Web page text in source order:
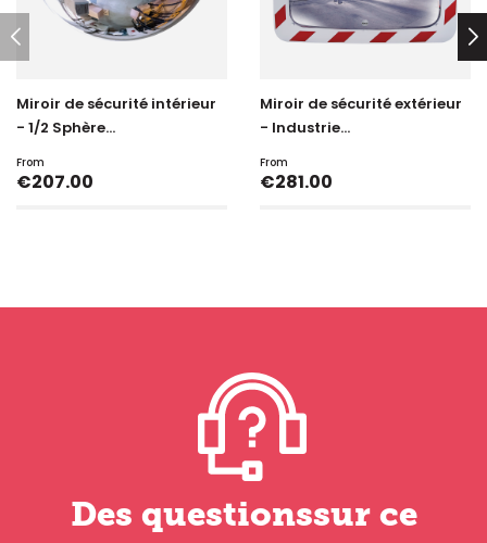
Miroir de sécurité intérieur
- 1/2 Sphère...
From
Price
€207.00
Miroir de sécurité extérieur
- Industrie...
From
Price
€281.00
Des questionssur ce